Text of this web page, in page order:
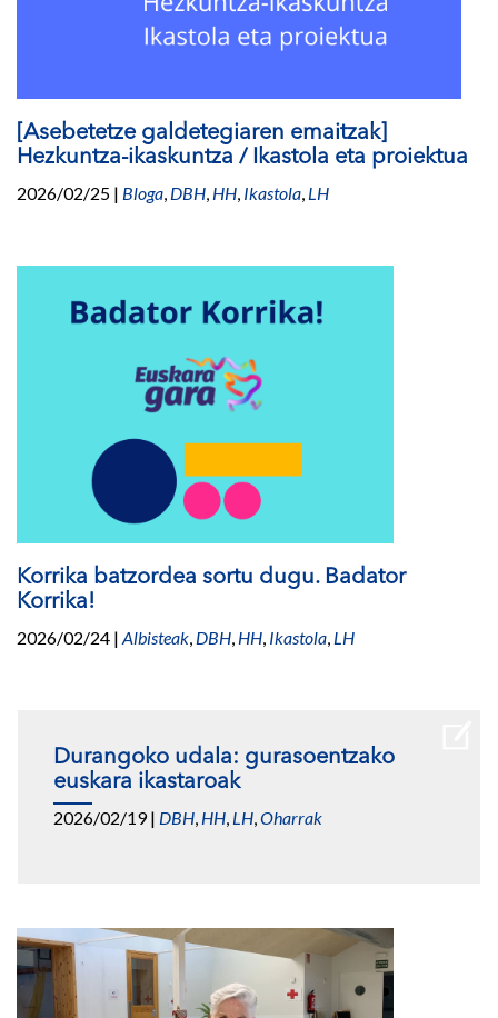
[Asebetetze galdetegiaren emaitzak]
Hezkuntza-ikaskuntza / Ikastola eta proiektua
2026/02/25 | Bloga, DBH, HH, Ikastola, LH
Korrika batzordea sortu dugu. Badator
Korrika!
2026/02/24 | Albisteak, DBH, HH, Ikastola, LH
Durangoko udala: gurasoentzako
euskara ikastaroak
2026/02/19| DBH, HH, LH,Oharrak